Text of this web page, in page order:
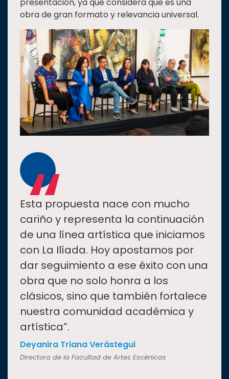
presentación, ya que considera que es una
obra de gran formato y relevancia universal.
“
Esta propuesta nace con mucho
cariño y representa la continuación
de una línea artística que iniciamos
con La Ilíada. Hoy apostamos por
dar seguimiento a ese éxito con una
obra que no solo honra a los
clásicos, sino que también fortalece
nuestra comunidad académica y
artística”.
Deyanira Triana Verástegui
Directora de la Facultad de Artes Escénicas